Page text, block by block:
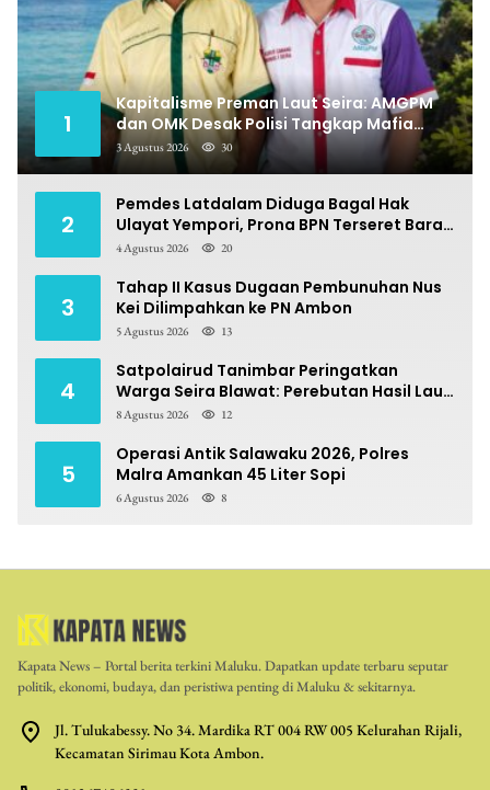
1
Kapitalisme Preman Laut Seira: AMGPM
dan OMK Desak Polisi Tangkap Mafia
Pungli
3 Agustus 2026 30
2
Pemdes Latdalam Diduga Bagal Hak
Ulayat Yempori, Prona BPN Terseret Bara
Sengketa
4 Agustus 2026 20
3
Tahap II Kasus Dugaan Pembunuhan Nus
Kei Dilimpahkan ke PN Ambon
5 Agustus 2026 13
4
Satpolairud Tanimbar Peringatkan
Warga Seira Blawat: Perebutan Hasil Laut
Berpotensi Pidana
8 Agustus 2026 12
5
Operasi Antik Salawaku 2026, Polres
Malra Amankan 45 Liter Sopi
6 Agustus 2026 8
Kapata News – Portal berita terkini Maluku. Dapatkan update terbaru seputar
politik, ekonomi, budaya, dan peristiwa penting di Maluku & sekitarnya.
Jl. Tulukabessy. No 34. Mardika RT 004 RW 005 Kelurahan Rijali,
Kecamatan Sirimau Kota Ambon.